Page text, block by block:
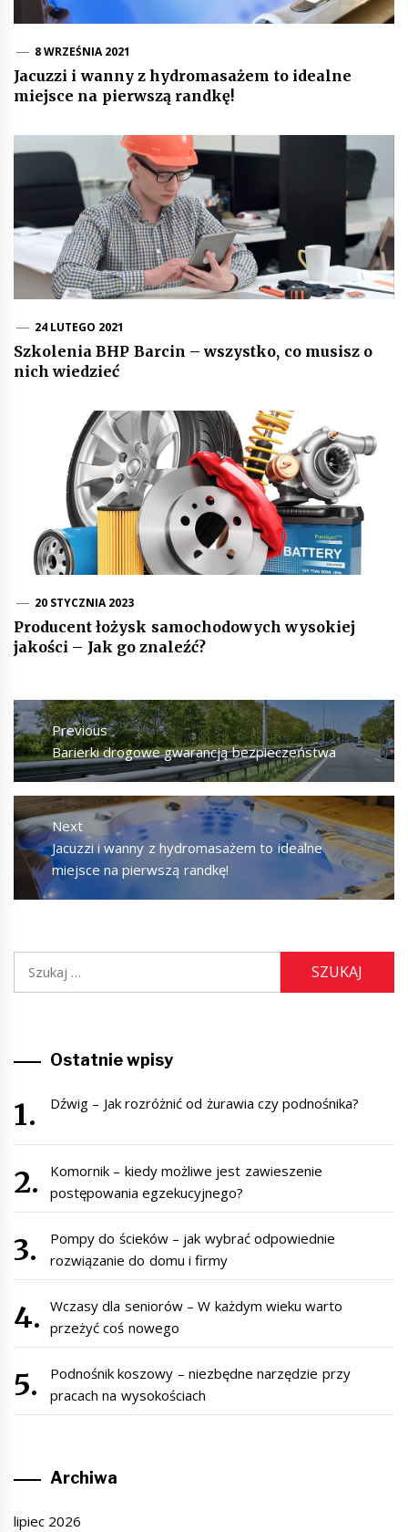
8 WRZEŚNIA 2021
Jacuzzi i wanny z hydromasażem to idealne
miejsce na pierwszą randkę!
24 LUTEGO 2021
Szkolenia BHP Barcin – wszystko, co musisz o
nich wiedzieć
20 STYCZNIA 2023
Producent łożysk samochodowych wysokiej
jakości – Jak go znaleźć?
Nawigacja
wpisuPrevious
Previous
post:
Barierki drogowe gwarancją bezpieczeństwa
Next
Next
post:
Jacuzzi i wanny z hydromasażem to idealne
miejsce na pierwszą randkę!
Ostatnie wpisy
Dźwig – Jak rozróżnić od żurawia czy podnośnika?
Komornik – kiedy możliwe jest zawieszenie
postępowania egzekucyjnego?
Pompy do ścieków – jak wybrać odpowiednie
rozwiązanie do domu i firmy
Wczasy dla seniorów – W każdym wieku warto
przeżyć coś nowego
Podnośnik koszowy – niezbędne narzędzie przy
pracach na wysokościach
Archiwa
lipiec 2026